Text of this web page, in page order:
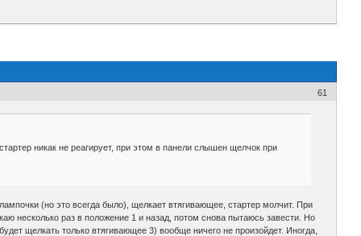
61
никак не реагирует, при этом в панели слышен щелчок при
(но это всегда было), щелкает втягивающее, стартер молчит. При
несколько раз в положение 1 и назад, потом снова пытаюсь завести. Но
щелкать только втягивающее 3) вообще ничего не произойдет. Иногда,